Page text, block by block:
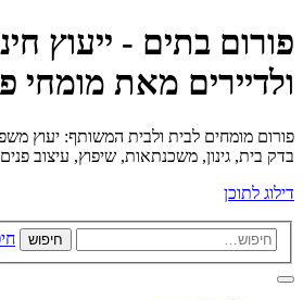
פורום בתים - ייעוץ
ולדיירים מאת מומחי
פורום מומחים לבית ולבית המשותף: יעוץ
בדק בית, גינון, משכנתאות, שיפוץ, עיצוב
דילוג לתוכן
חיפוש